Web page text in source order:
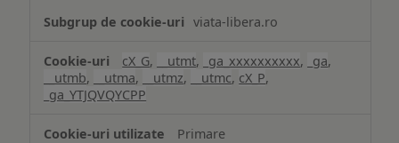
viata-libera.ro
cX_G, __utmt, _ga_xxxxxxxxxx, _ga,
__utmb, __utma, __utmz, __utmc, cX_P,
_ga_YTJQVQYCPP
Primare